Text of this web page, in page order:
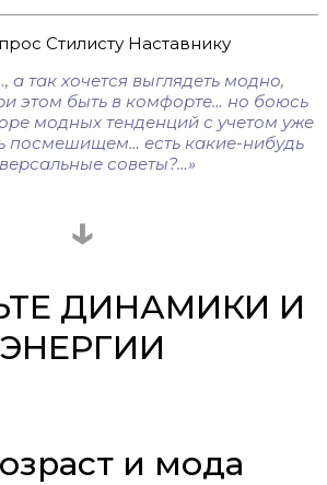
Стилисту Наставнику
а так хочется выглядеть модно,
этом быть в комфорте… но боюсь
модных тенденций с учетом уже
посмешищем… есть какие-нибудь
советы?…»
↓
ДИНАМИКИ И
ЭНЕРГИИ
и мода